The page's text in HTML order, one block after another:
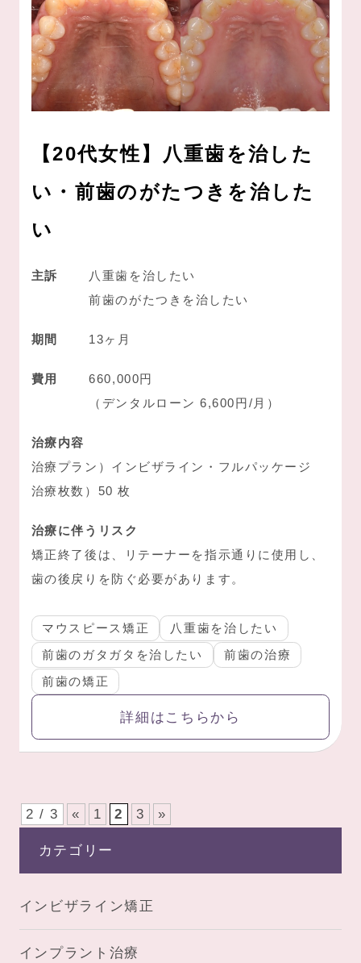
【20代女性】八重歯を治した
い・前歯のがたつきを治した
い
主訴
八重歯を治したい
前歯のがたつきを治したい
期間 13ヶ月
費用
660,000円
（デンタルローン 6,600円/月）
治療内容
治療プラン）インビザライン・フルパッケージ
治療枚数）50 枚
治療に伴うリスク
矯正終了後は、リテーナーを指示通りに使用し、
歯の後戻りを防ぐ必要があります。
マウスピース矯正
八重歯を治したい
前歯のガタガタを治したい
前歯の治療
前歯の矯正
詳細はこちらから
2 / 3 « 1 2 3 »
カテゴリー
インビザライン矯正
インプラント治療